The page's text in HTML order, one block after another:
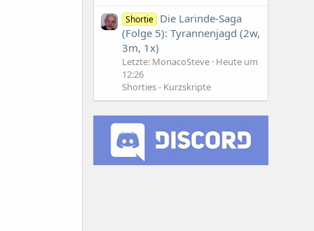
Shortie Die Larinde-Saga
(Folge 5): Tyrannenjagd (2w,
3m, 1x)
Letzte: MonacoSteve Heute um
12:26
Shorties - Kurzskripte